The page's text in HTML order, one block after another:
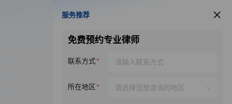
服务推荐
服务推荐
免费预约专业律师
联系方式
所在地区